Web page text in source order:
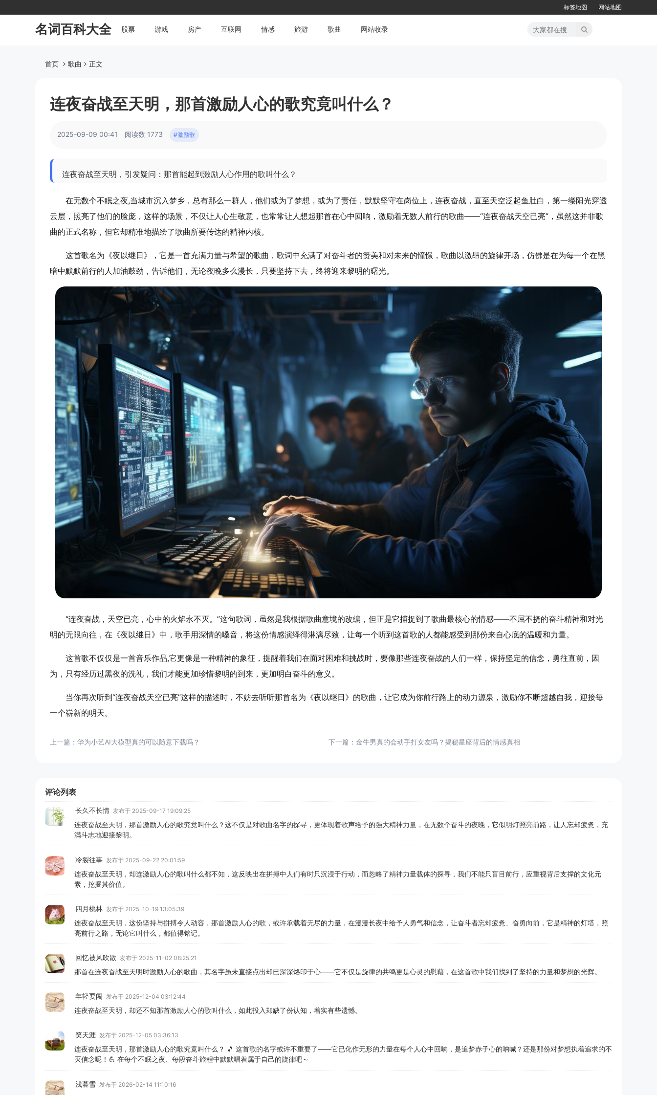
标签地图 网站地图
名词百科大全 股票 游戏 房产 互联网 情感 旅游 歌曲 网站收录
首页 歌曲 正文
连夜奋战至天明，那首激励人心的歌究竟叫什么？
2025-09-09 00:41 阅读数 1773 #激励歌
连夜奋战至天明，引发疑问：那首能起到激励人心作用的歌叫什么？
在无数个不眠之夜,当城市沉入梦乡，总有那么一群人，他们或为了梦想，或为了责任，默默坚守在岗位上，连夜奋战，直至天空泛起鱼肚白，第一缕阳光穿透
云层，照亮了他们的脸庞，这样的场景，不仅让人心生敬意，也常常让人想起那首在心中回响，激励着无数人前行的歌曲——“连夜奋战天空已亮”，虽然这并非歌
曲的正式名称，但它却精准地描绘了歌曲所要传达的精神内核。
这首歌名为《夜以继日》，它是一首充满力量与希望的歌曲，歌词中充满了对奋斗者的赞美和对未来的憧憬，歌曲以激昂的旋律开场，仿佛是在为每一个在黑
暗中默默前行的人加油鼓劲，告诉他们，无论夜晚多么漫长，只要坚持下去，终将迎来黎明的曙光。
“连夜奋战，天空已亮，心中的火焰永不灭。”这句歌词，虽然是我根据歌曲意境的改编，但正是它捕捉到了歌曲最核心的情感——不屈不挠的奋斗精神和对光
明的无限向往，在《夜以继日》中，歌手用深情的嗓音，将这份情感演绎得淋漓尽致，让每一个听到这首歌的人都能感受到那份来自心底的温暖和力量。
这首歌不仅仅是一首音乐作品,它更像是一种精神的象征，提醒着我们在面对困难和挑战时，要像那些连夜奋战的人们一样，保持坚定的信念，勇往直前，因
为，只有经历过黑夜的洗礼，我们才能更加珍惜黎明的到来，更加明白奋斗的意义。
当你再次听到“连夜奋战天空已亮”这样的描述时，不妨去听听那首名为《夜以继日》的歌曲，让它成为你前行路上的动力源泉，激励你不断超越自我，迎接每
一个崭新的明天。
上一篇： 华为小艺AI大模型真的可以随意下载吗？ 下一篇： 金牛男真的会动手打女友吗？揭秘星座背后的情感真相
评论列表
长久不长情 发布于 2025-09-17 19:09:25
连夜奋战至天明，那首激励人心的歌究竟叫什么？这不仅是对歌曲名字的探寻，更体现着歌声给予的强大精神力量，在无数个奋斗的夜晚，它似明灯照亮前路，让人忘却疲惫，充
满斗志地迎接黎明。
冷裂往事 发布于 2025-09-22 20:01:59
连夜奋战至天明，却连激励人心的歌叫什么都不知，这反映出在拼搏中人们有时只沉浸于行动，而忽略了精神力量载体的探寻，我们不能只盲目前行，应重视背后支撑的文化元
素，挖掘其价值。
四月桃林 发布于 2025-10-19 13:05:39
连夜奋战至天明，这份坚持与拼搏令人动容，那首激励人心的歌，或许承载着无尽的力量，在漫漫长夜中给予人勇气和信念，让奋斗者忘却疲惫、奋勇向前，它是精神的灯塔，照
亮前行之路，无论它叫什么，都值得铭记。
回忆被风吹散 发布于 2025-11-02 08:25:21
那首在连夜奋战至天明时激励人心的歌曲，其名字虽未直接点出却已深深烙印于心——它不仅是旋律的共鸣更是心灵的慰藉，在这首歌中我们找到了坚持的力量和梦想的光辉。
年轻要闯 发布于 2025-12-04 03:12:44
连夜奋战至天明，却还不知那首激励人心的歌叫什么，如此投入却缺了份认知，着实有些遗憾。
笑天涯 发布于 2025-12-05 03:36:13
连夜奋战至天明，那首激励人心的歌究竟叫什么？ 🎵 这首歌的名字或许不重要了——它已化作无形的力量在每个人心中回响，是追梦赤子心的呐喊？还是那份对梦想执着追求的不
灭信念呢！💪 在每个不眠之夜、每段奋斗旅程中默默唱着属于自己的旋律吧～
浅暮雪 发布于 2026-02-14 11:10:16